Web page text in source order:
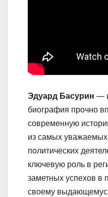
Эдуард Басурин —
биография прочно
современную
из самых
политических
ключевую роль в
заметных успехов в
своему